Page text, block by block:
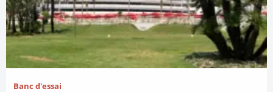
Banc d'essai